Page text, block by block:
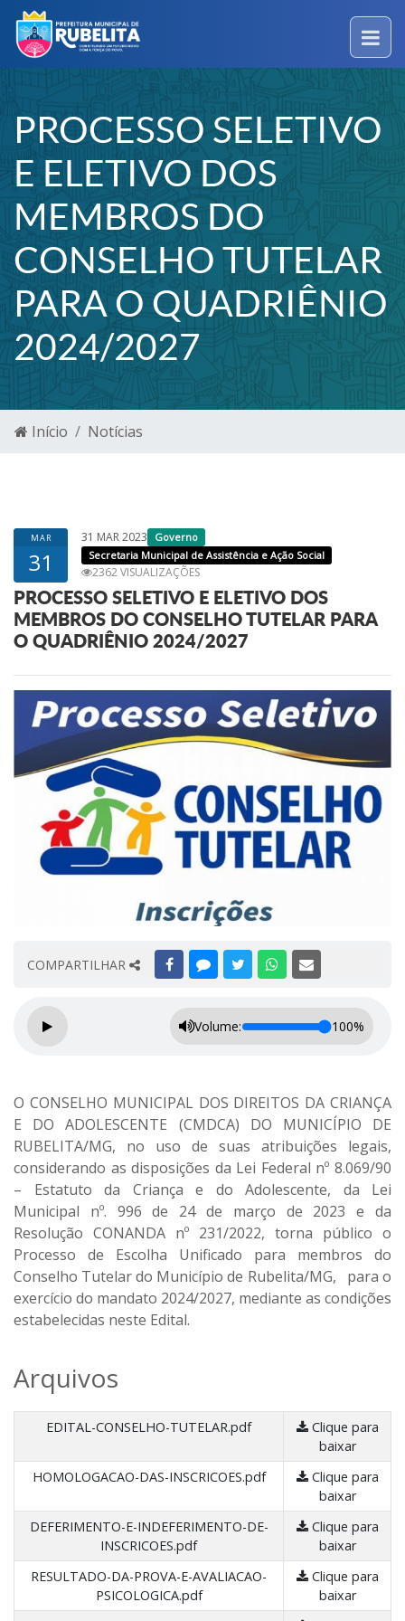
PROCESSO SELETIVO
E ELETIVO DOS
MEMBROS DO
CONSELHO TUTELAR
PARA O QUADRIÊNIO
2024/2027
Início Notícias
MAR
31
31 MAR 2023
Governo
Secretaria Municipal de Assistência e Ação Social
2362 VISUALIZAÇÕES
PROCESSO SELETIVO E ELETIVO DOS
MEMBROS DO CONSELHO TUTELAR PARA
O QUADRIÊNIO 2024/2027
COMPARTILHAR
Volume: 100%
O CONSELHO MUNICIPAL DOS DIREITOS DA CRIANÇA
E DO ADOLESCENTE (CMDCA) DO MUNICÍPIO DE
RUBELITA/MG, no uso de suas atribuições legais,
considerando as disposições da Lei Federal nº 8.069/90
– Estatuto da Criança e do Adolescente, da Lei
Municipal nº. 996 de 24 de março de 2023 e da
Resolução CONANDA nº 231/2022, torna público o
Processo de Escolha Unificado para membros do
Conselho Tutelar do Município de Rubelita/MG, para o
exercício do mandato 2024/2027, mediante as condições
estabelecidas neste Edital.
Arquivos
EDITAL-CONSELHO-TUTELAR.pdf
Clique para
baixar
HOMOLOGACAO-DAS-INSCRICOES.pdf
Clique para
baixar
DEFERIMENTO-E-INDEFERIMENTO-DE-
INSCRICOES.pdf
Clique para
baixar
RESULTADO-DA-PROVA-E-AVALIACAO-
PSICOLOGICA.pdf
Clique para
baixar